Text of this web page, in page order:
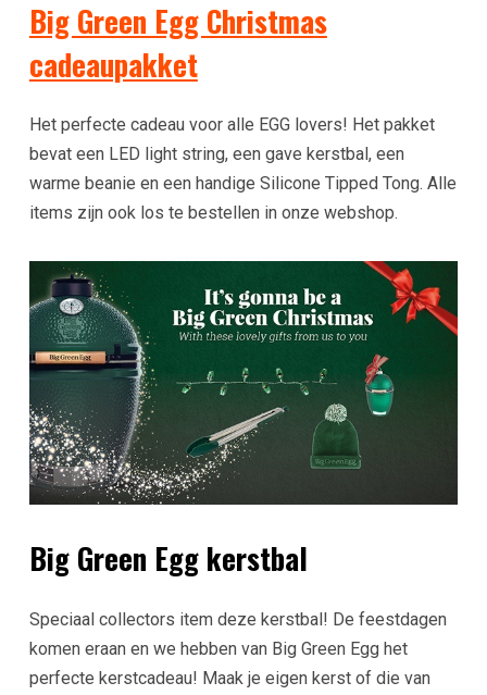
Big Green Egg Christmas
cadeaupakket
Het perfecte cadeau voor alle EGG lovers! Het pakket
bevat een LED light string, een gave kerstbal, een
warme beanie en een handige Silicone Tipped Tong. Alle
items zijn ook los te bestellen in onze webshop.
Big Green Egg kerstbal
Speciaal collectors item deze kerstbal! De feestdagen
komen eraan en we hebben van Big Green Egg het
perfecte kerstcadeau! Maak je eigen kerst of die van